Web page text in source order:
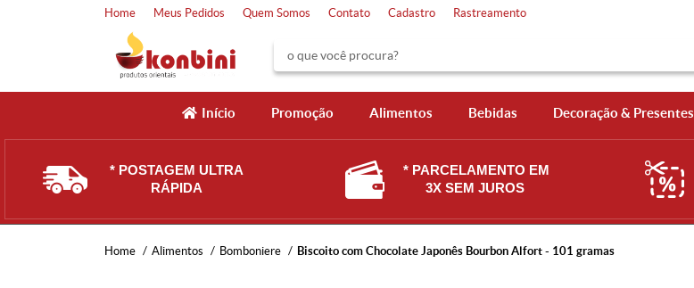
Home Meus Pedidos Quem Somos Contato Cadastro Rastreamento
Início Promoção Alimentos Bebidas Decoração & Presentes
* POSTAGEM ULTRA
RÁPIDA
* PARCELAMENTO EM
3X SEM JUROS
Home Alimentos Bomboniere Biscoito com Chocolate Japonês Bourbon Alfort - 101 gramas